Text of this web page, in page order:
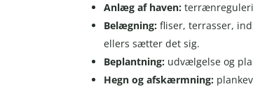
Anlæg af haven:
Belægning: fliser, terrasser,
ellers sætter det sig.
Beplantning: udvælgelse og
Hegn og afskærmning: